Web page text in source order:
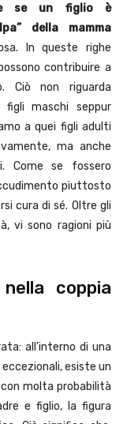
se un figlio è
della mamma
In queste righe
contribuire a
Ciò non riguarda
figli maschi seppur
a quei figli adulti
ma anche
Come se fossero
piuttosto
cura di sé. Oltre gli
vi sono ragioni più
coppia
all’interno di una
esiste un
molta probabilità
e figlio, la figura